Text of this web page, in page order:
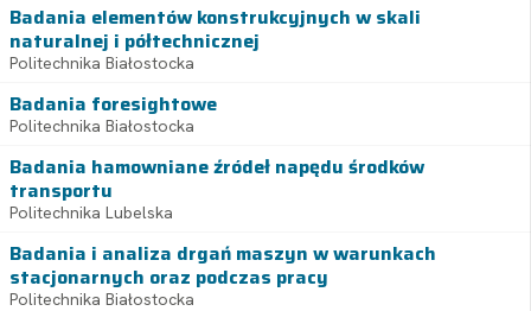
Badania elementów konstrukcyjnych w skali
naturalnej i półtechnicznej
Politechnika Białostocka
Badania foresightowe
Politechnika Białostocka
Badania hamowniane źródeł napędu środków
transportu
Politechnika Lubelska
Badania i analiza drgań maszyn w warunkach
stacjonarnych oraz podczas pracy
Politechnika Białostocka